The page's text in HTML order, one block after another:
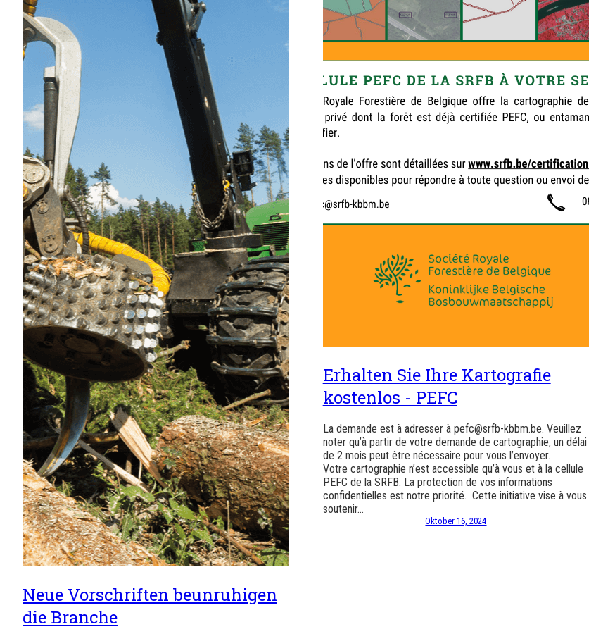
Neue Vorschriften beunruhigen
die Branche
Erhalten Sie Ihre Kartografie
kostenlos - PEFC
La demande est à adresser à pefc@srfb-kbbm.be. Veuillez
noter qu’à partir de votre demande de cartographie, un délai
de 2 mois peut être nécessaire pour vous l’envoyer.
Votre cartographie n’est accessible qu’à vous et à la cellule
PEFC de la SRFB. La protection de vos informations
confidentielles est notre priorité. Cette initiative vise à vous
soutenir…
Oktober 16, 2024